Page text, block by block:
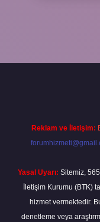
Reklam ve İletişim:
Yasal Uyarı: Sitemiz,
İletişim Kurumu (BTK)
hizmet vermektedir.
denetleme veya